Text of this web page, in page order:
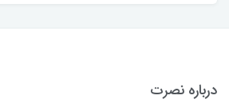
درباره نصرت